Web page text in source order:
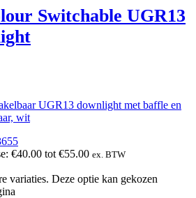
Switchable UGR13
UGR13 downlight met baffle en
wit
€40.00 tot €55.00 ex. BTW
variaties. Deze optie kan gekozen